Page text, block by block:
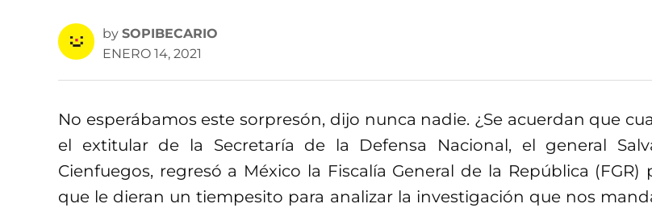
by SOPIBECARIO
ENERO 14, 2021
No esperábamos este sorpresón, dijo nunca nadie. ¿Se acuerdan que
el extitular de la Secretaría de la Defensa Nacional, el general
Cienfuegos, regresó a México la Fiscalía General de la República (FGR)
que le dieran un tiempesito para analizar la investigación que nos